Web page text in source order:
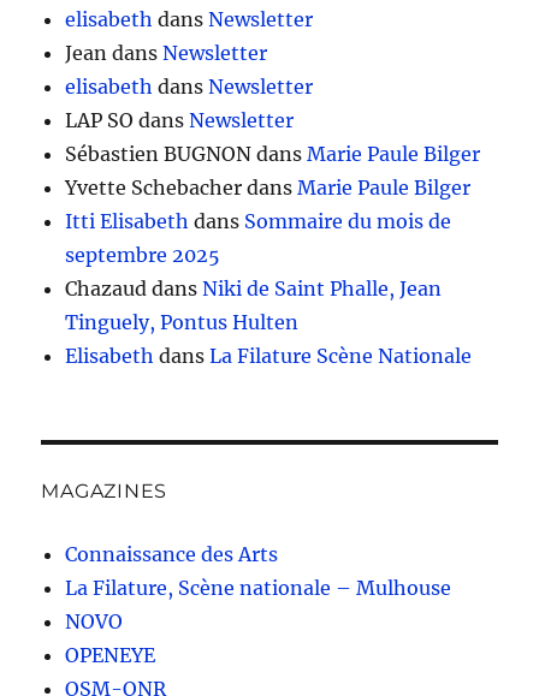
elisabeth dansNewsletter
Jean dansNewsletter
elisabeth dansNewsletter
LAP SO dansNewsletter
Sébastien BUGNON dansMarie Paule Bilger
Yvette Schebacher dansMarie Paule Bilger
Itti Elisabeth dans Sommaire du mois de
septembre 2025
Chazaud dansNiki de Saint Phalle, Jean
Tinguely, Pontus Hulten
Elisabeth dansLa Filature Scène Nationale
MAGAZINES
Connaissance des Arts
La Filature, Scène nationale – Mulhouse
NOVO
OPENEYE
OSM-ONR